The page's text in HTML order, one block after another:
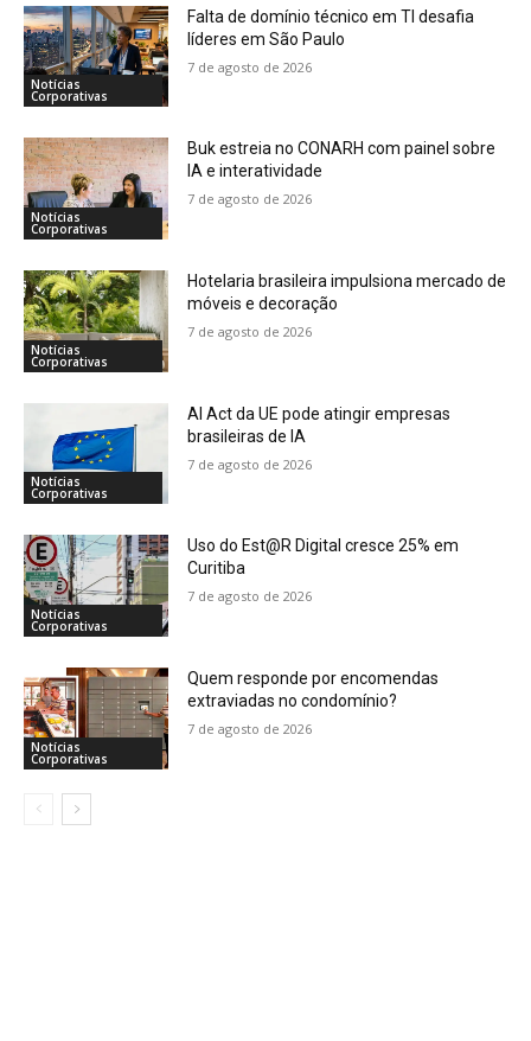
Notícias
Corporativas
Falta de domínio técnico em TI desafia
líderes em São Paulo
7 de agosto de 2026
Notícias
Corporativas
Buk estreia no CONARH com painel sobre
IA e interatividade
7 de agosto de 2026
Notícias
Corporativas
Hotelaria brasileira impulsiona mercado de
móveis e decoração
7 de agosto de 2026
Notícias
Corporativas
AI Act da UE pode atingir empresas
brasileiras de IA
7 de agosto de 2026
Notícias
Corporativas
Uso do Est@R Digital cresce 25% em
Curitiba
7 de agosto de 2026
Notícias
Corporativas
Quem responde por encomendas
extraviadas no condomínio?
7 de agosto de 2026